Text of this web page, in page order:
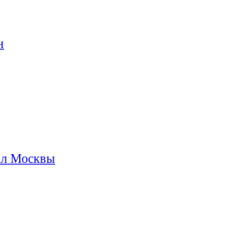
Москвы